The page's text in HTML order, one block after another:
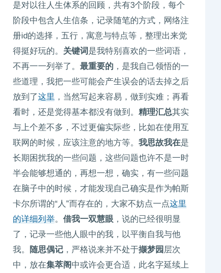
是对以往人生体系的回顾，共有3个阶段，每个
阶段中包含人生信条，记录随笔的方式，网络注
册id的选择，五行，寓意与特点等，整理出来觉
得挺好玩的。 关键词 是我特别喜欢的一些词语，
不再一一列举了。 最重要的 ，是我自己领悟的一
些道理，我把一些可能会产生误会的话去掉之后
放到了这里 ，当然写起来容易，做到实难；再看
看时，还是觉得基本都没有做到。 精理汇总其实
与上个差不多，不过更偏实际些，比如在使用互
联网的时候，应该注意的地方等。 我思故我在是
长期困扰我的一些问题，这些问题也许不是一时
半会能够想通的，再想一想，确实，有一些问题
在脑子中的时候，才能发现自己确实是作为帕斯
卡尔所谓的“人”而存在的，大家不妨点一点这里
的详细列举。 借我一双慧眼 ，说的已经很明显
了，记录一些他人眼中的我，以平衡自我与他
我。
随思偶记 ，严格说来并不处于撷梦园 层次
中，放在集萃阁中或许会更合适，此名字延续上